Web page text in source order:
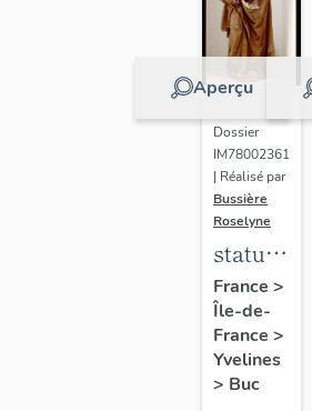
Aperçu
Dossier
IM78002361
| Réalisé par
Bussière
Roselyne
statue :
Vierge
à
l'Enfant
(n°2)
France >
Île-de-
France >
Yvelines
> Buc